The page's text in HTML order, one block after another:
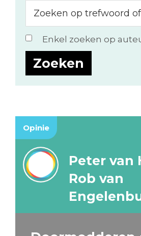
op
trefwoord
of
auteur...
Enkel zoeken op
Opinie
Peter van
Rob van